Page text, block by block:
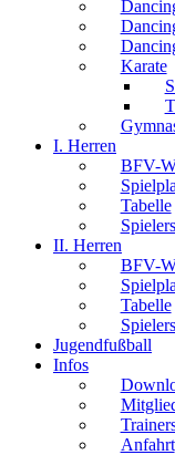
Karate
I. Herren
BFV-
Tabelle
II. Herren
BFV-
Tabelle
Jugendfußball
Infos
Anfahrt